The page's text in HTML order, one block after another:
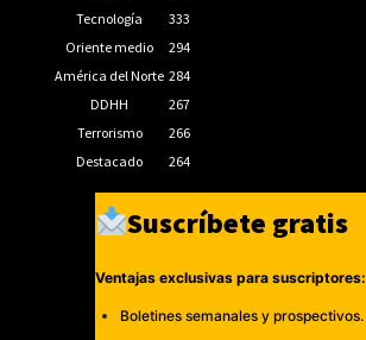
Tecnología
333
Oriente medio
294
América del Norte 284
DDHH
267
Terrorismo
266
Destacado
264
Suscríbete gratis
Ventajas exclusivas para suscriptores:
Boletines semanales y prospectivos.